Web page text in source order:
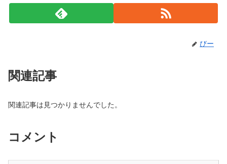
びー
関連記事
関連記事は見つかりませんでした。
コメント